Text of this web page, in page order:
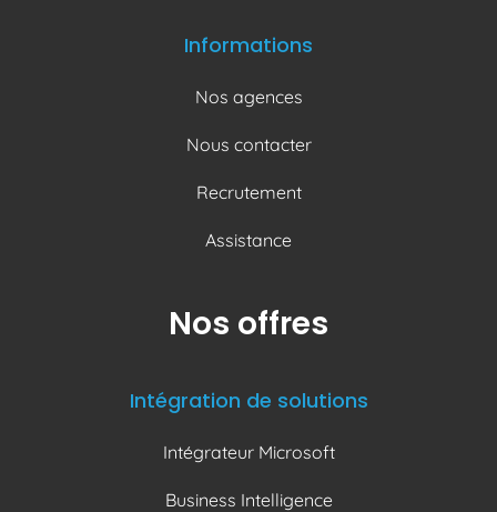
Informations
Nos agences
Nous contacter
Recrutement
Assistance
Nos offres
Intégration de solutions
Intégrateur Microsoft
Business Intelligence